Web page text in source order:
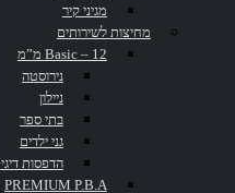
מגיני קיר
מחיצות לשירותים
Basic – 12 מ”מ
נירוסטה
ניילון
בתי ספר
גני ילדים
הדפסות
PREMIUM P.B.A